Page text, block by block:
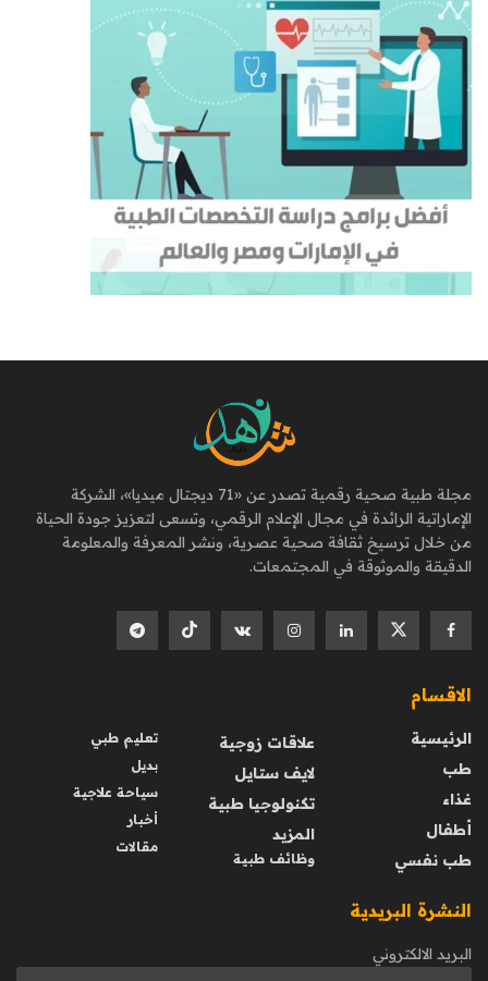
مجلة طبية صحية رقمية تصدر عن «71 ديجتال ميديا»، الشركة
الإماراتية الرائدة في مجال الإعلام الرقمي، وتسعى لتعزيز جودة الحياة
من خلال ترسيخ ثقافة صحية عصرية، ونشر المعرفة والمعلومة
الدقيقة والموثوقة في المجتمعات.
الاقسام
الرئيسية
طب
غذاء
أطفال
طب نفسي
علاقات زوجية
لايف ستايل
تكنولوجيا طبية
المزيد
وظائف طبية
تعليم طبي
بديل
سياحة علاجية
أخبار
مقالات
النشرة البريدية
البريد الالكتروني